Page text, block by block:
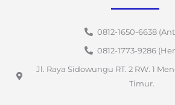
0812-1650-6638
0812-1773-9286
Jl. Raya Sidowungu RT. 2 RW. 1
Timur.